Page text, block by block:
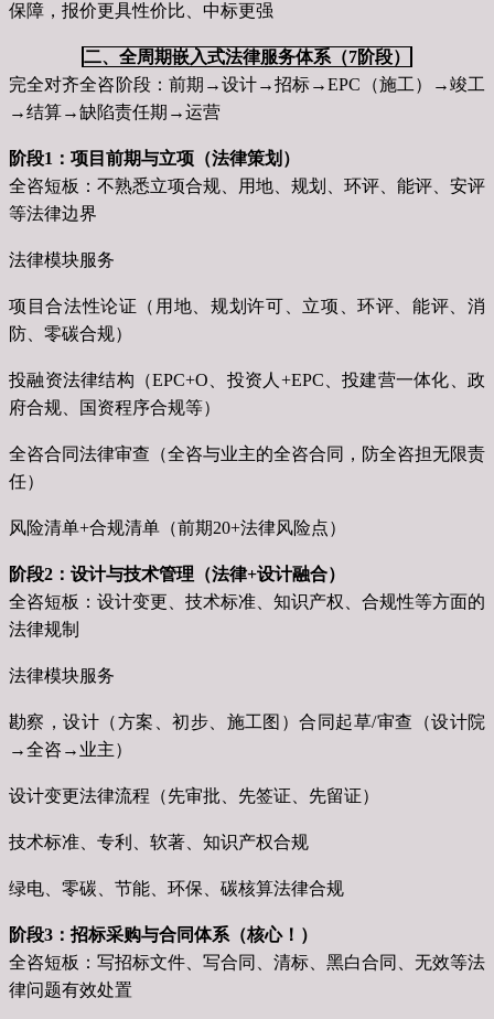
保障，报价更具性价比、中标更强
二、全周期嵌入式法律服务体系（7阶段）
完全对齐全咨阶段：前期→设计→招标→EPC（施工）→竣工
→结算→缺陷责任期→运营
阶段1：项目前期与立项（法律策划）
全咨短板：不熟悉立项合规、用地、规划、环评、能评、安评
等法律边界
法律模块服务
项目合法性论证（用地、规划许可、立项、环评、能评、消
防、零碳合规）
投融资法律结构（EPC+O、投资人+EPC、投建营一体化、政
府合规、国资程序合规等）
全咨合同法律审查（全咨与业主的全咨合同，防全咨担无限责
任）
风险清单+合规清单（前期20+法律风险点）
阶段2：设计与技术管理（法律+设计融合）
全咨短板：设计变更、技术标准、知识产权、合规性等方面的
法律规制
法律模块服务
勘察，设计（方案、初步、施工图）合同起草/审查（设计院
→全咨→业主）
设计变更法律流程（先审批、先签证、先留证）
技术标准、专利、软著、知识产权合规
绿电、零碳、节能、环保、碳核算法律合规
阶段3：招标采购与合同体系（核心！）
全咨短板：写招标文件、写合同、清标、黑白合同、无效等法
律问题有效处置